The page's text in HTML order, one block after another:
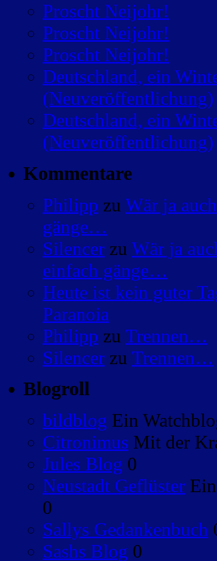
Proscht Neijohr!
Proscht Neijohr!
Proscht Neijohr!
Deutschland, ein
(Neuveröffentlichung)
Deutschland, ein
(Neuveröffentlichung)
Kommentare
Philipp zu Wär ja
gänge…
Silencer zu Wär ja
einfach gänge…
Heute ist kein guter
Paranoia
Philipp zu Trennen…
Silencer zu Trennen…
Blogroll
bildblog Ein
Citronimus Mit der
Jules Blog 0
Neustadt Geflüster
0
Sallys Gedankenbuch
Sashs Blog 0